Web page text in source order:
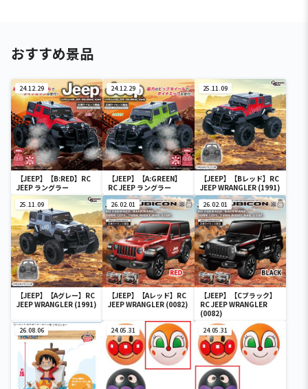
おすすめ景品
24.12.29
【JEEP】【B:RED】RC
JEEP ラングラー
24.12.29
【JEEP】【A:GREEN】
RC JEEP ラングラー
25.11.09
【JEEP】【Bレッド】RC
JEEP WRANGLER (1991)
25.11.09
【JEEP】【Aグレー】RC
JEEP WRANGLER (1991)
26.02.01
【JEEP】【Aレッド】RC
JEEP WRANGLER (0082)
26.02.01
【JEEP】【Cブラック】
RC JEEP WRANGLER
(0082)
26.08.06 24.05.31 24.05.31